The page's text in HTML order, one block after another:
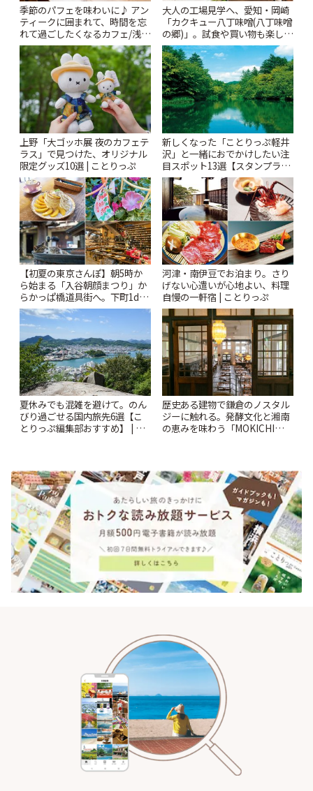
季節のパフェを味わいに♪ アン
ティークに囲まれて、時間を忘
れて過ごしたくなるカフェ/浅草
「annorum cafe」 | ことりっぷ
大人の工場見学へ、愛知・岡崎
「カクキュー八丁味噌(八丁味噌
の郷)」。試食や買い物も楽しみ
♪ | ことりっぷ
上野「大ゴッホ展 夜のカフェテ
ラス」で見つけた、オリジナル
限定グッズ10選 | ことりっぷ
新しくなった「ことりっぷ軽井
沢」と一緒におでかけしたい注
目スポット13選【スタンプラリ
ー開催中】 | ことりっぷ
【初夏の東京さんぽ】朝5時か
ら始まる「入谷朝顔まつり」か
らかっぱ橋道具街へ。下町1day
さんぽプラン | ことりっぷ
河津・南伊豆でお泊まり。さり
げない心遣いが心地よい、料理
自慢の一軒宿 | ことりっぷ
夏休みでも混雑を避けて。のん
びり過ごせる国内旅先6選【こ
とりっぷ編集部おすすめ】 | こ
歴史ある建物で鎌倉のノスタル
ジーに触れる。発酵文化と湘南
の恵みを味わう「MOKICHI